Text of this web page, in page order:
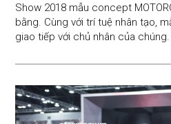
Show 2018 mẫu concept
bằng. Cùng với trí tuệ nhân tạo,
giao tiếp với chủ nhân của chúng.